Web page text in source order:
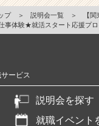
プ ＞ 説明会一覧 ＞
【
事体験★就活スタート応援プロ
ービス
説明会を探す
就職イベント